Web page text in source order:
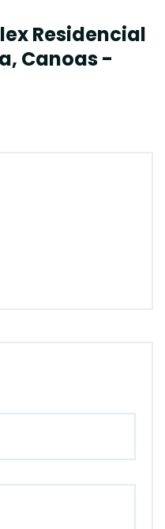
Residencial
Canoas -